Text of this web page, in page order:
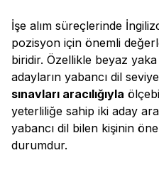
İşe alım süreçlerinde
pozisyon için önemli
biridir. Özellikle beyaz
adayların yabancı dil
sınavları aracılığıyla
yeterliliğe sahip iki aday
yabancı dil bilen kişinin
durumdur.